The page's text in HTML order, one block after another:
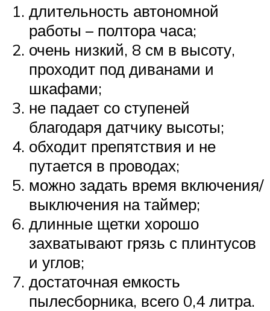
длительность автономной
работы – полтора часа;
очень низкий, 8 см в высоту,
проходит под диванами и
шкафами;
не падает со ступеней
благодаря датчику высоты;
обходит препятствия и не
путается в проводах;
можно задать время включения/
выключения на таймер;
длинные щетки хорошо
захватывают грязь с плинтусов
и углов;
достаточная емкость
пылесборника, всего 0,4 литра.